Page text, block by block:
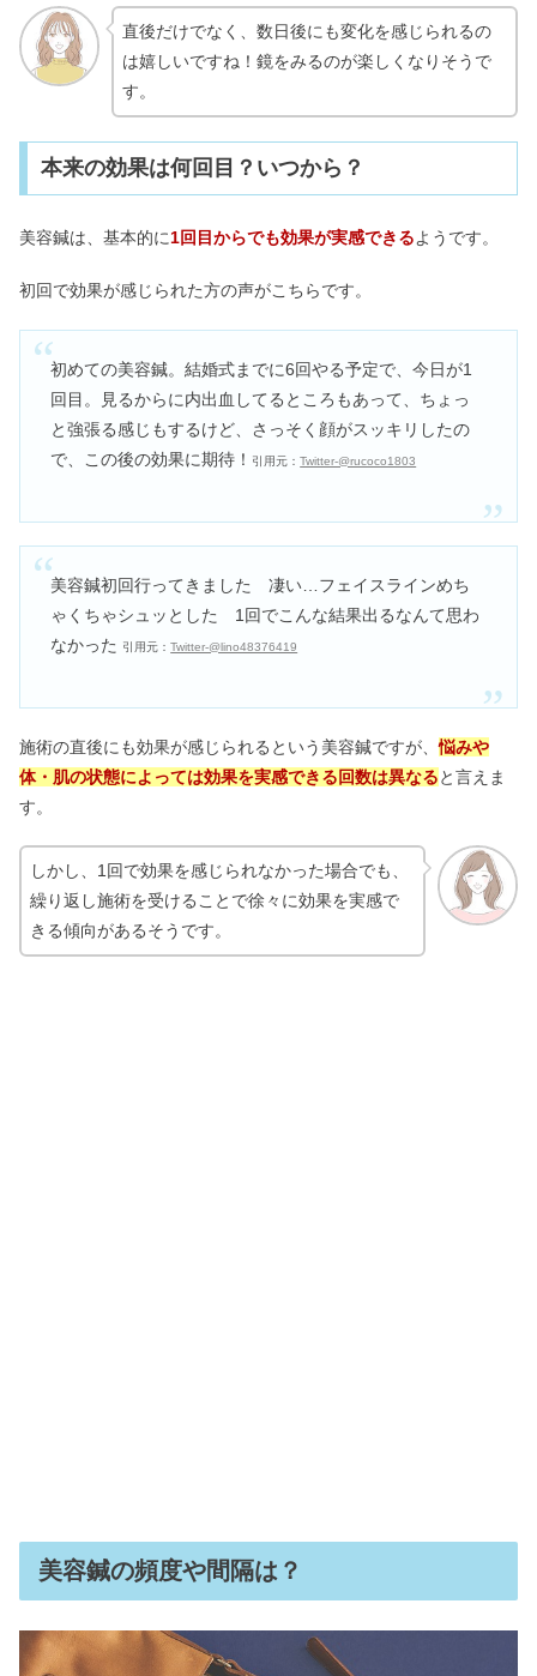
直後だけでなく、数日後にも変化を感じられるの
は嬉しいですね！鏡をみるのが楽しくなりそうで
す。
本来の効果は何回目？いつから？
美容鍼は、基本的に1回目からでも効果が実感できるようです。
初回で効果が感じられた方の声がこちらです。
初めての美容鍼。結婚式までに6回やる予定で、今日が1
回目。見るからに内出血してるところもあって、ちょっ
と強張る感じもするけど、さっそく顔がスッキリしたの
で、この後の効果に期待！
引用元：Twitter-@rucoco1803
美容鍼初回行ってきました 凄い…フェイスラインめち
ゃくちゃシュッとした 1回でこんな結果出るなんて思わ
なかった
引用元：Twitter-@lino48376419
施術の直後にも効果が感じられるという美容鍼ですが、悩みや
体・肌の状態によっては効果を実感できる回数は異なると言えま
す。
しかし、1回で効果を感じられなかった場合でも、
繰り返し施術を受けることで徐々に効果を実感で
きる傾向があるそうです。
美容鍼の頻度や間隔は？